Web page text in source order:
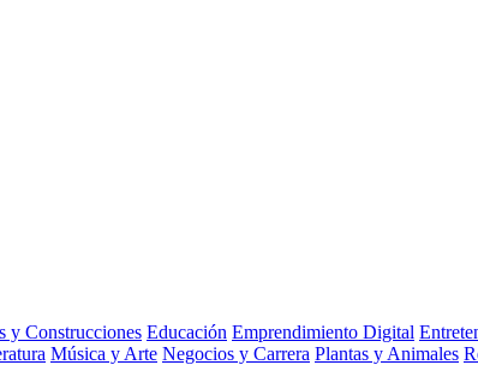
y Construcciones Educación Emprendimiento Digital
Música y Arte Negocios y Carrera Plantas y Animales